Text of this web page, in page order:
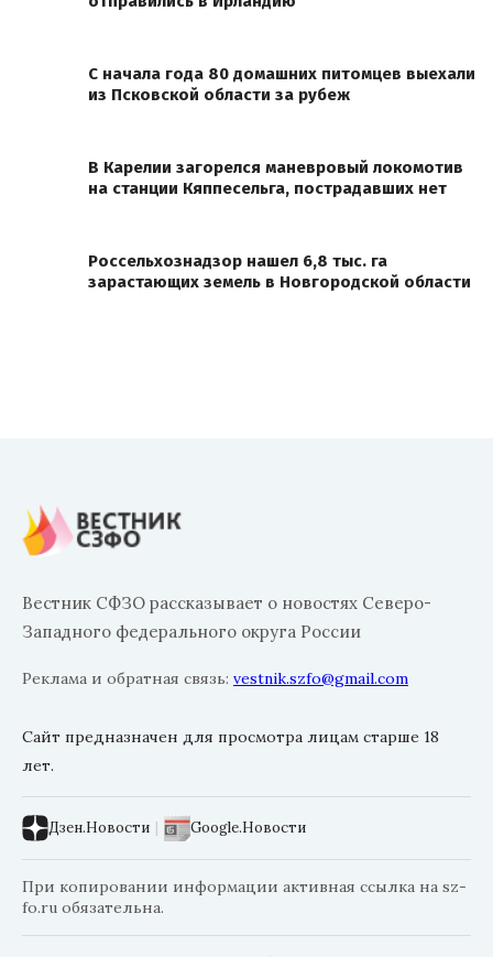
С начала года 80 домашних питомцев выехали
из Псковской области за рубеж
В Карелии загорелся маневровый локомотив
на станции Кяппесельга, пострадавших нет
Россельхознадзор нашел 6,8 тыс. га
зарастающих земель в Новгородской области
Вестник СФЗО рассказывает о новостях Северо-
Западного федерального округа России
Реклама и обратная связь: vestnik.szfo@gmail.com
Сайт предназначен для просмотра лицам старше 18
лет.
Дзен.Новости | Google.Новости
При копировании информации активная ссылка на sz-
fo.ru обязательна.